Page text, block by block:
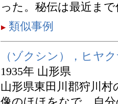
った。秘伝は最近ま
類似事例
（ゾクシン），ヒヤ
1935年 山形県
山形県東田川郡狩川